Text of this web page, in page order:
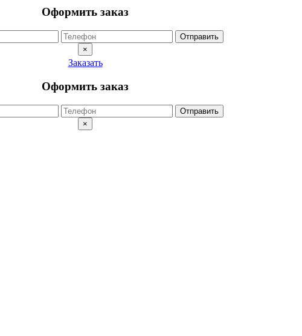
Оформить заказ
Отправить
×
Заказать
Оформить заказ
Отправить
×